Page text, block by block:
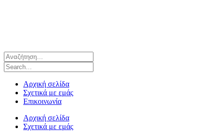
Αρχική σελίδα
Σχετικά με εμάς
Επικοινωνία
Αρχική σελίδα
Σχετικά με εμάς